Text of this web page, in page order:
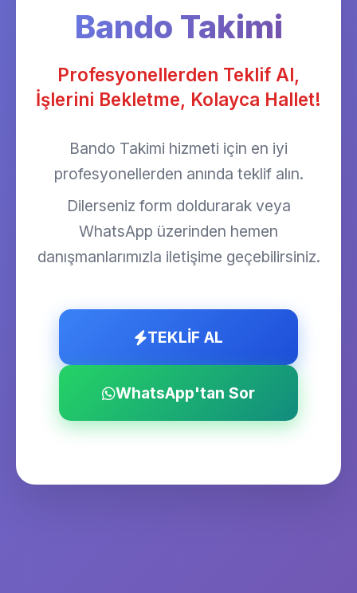
Bando Takimi
Profesyonellerden Teklif Al,
İşlerini Bekletme, Kolayca Hallet!
Bando Takimi hizmeti için en iyi
profesyonellerden anında teklif alın.
Dilerseniz form doldurarak veya
WhatsApp üzerinden hemen
danışmanlarımızla iletişime geçebilirsiniz.
TEKLİF AL
WhatsApp'tan Sor